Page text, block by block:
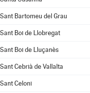
Sant Bartomeu del Grau
Sant Boi de Llobregat
Sant Boi de Lluçanès
Sant Cebrià de Vallalta
Sant Celoni